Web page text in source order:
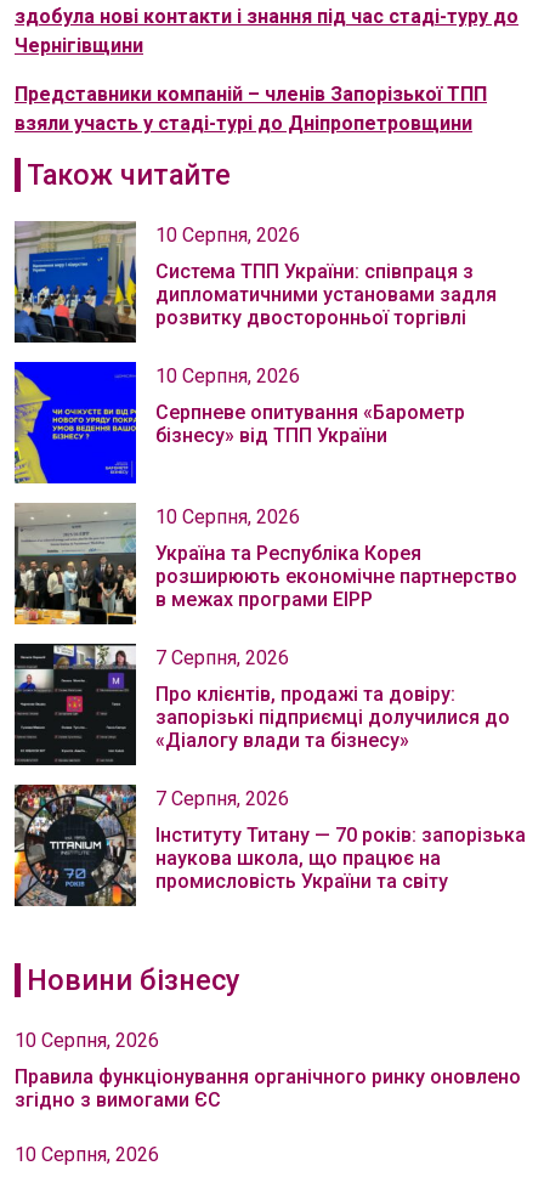
здобула нові контакти і знання під час стаді-туру до
Чернігівщини
Представники компаній – членів Запорізької ТПП
взяли участь у стаді-турі до Дніпропетровщини
Також читайте
10 Серпня, 2026
Система ТПП України: співпраця з
дипломатичними установами задля
розвитку двосторонньої торгівлі
10 Серпня, 2026
Серпневе опитування «Барометр
бізнесу» від ТПП України
10 Серпня, 2026
Україна та Республіка Корея
розширюють економічне партнерство
в межах програми EIPP
7 Серпня, 2026
Про клієнтів, продажі та довіру:
запорізькі підприємці долучилися до
«Діалогу влади та бізнесу»
7 Серпня, 2026
Інституту Титану — 70 років: запорізька
наукова школа, що працює на
промисловість України та світу
Новини бізнесу
10 Серпня, 2026
Правила функціонування органічного ринку оновлено
згідно з вимогами ЄС
10 Серпня, 2026